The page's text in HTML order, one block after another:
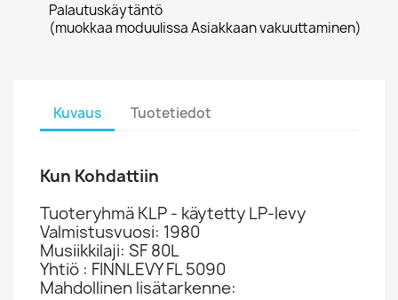
Palautuskäytäntö
(muokkaa moduulissa Asiakkaan vakuuttaminen)
Kuvaus Tuotetiedot
Kun Kohdattiin
Tuoteryhmä KLP - käytetty LP-levy
Valmistusvuosi: 1980
Musiikkilaji: SF 80L
Yhtiö : FINNLEVY FL 5090
Mahdollinen lisätarkenne: